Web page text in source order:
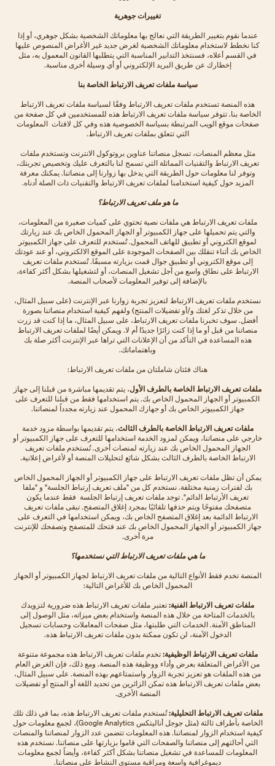
تغييرات جوهرية
عندما نقوم بتغيير الطريقة التي نعالج بها معلوماتك الشخصية بشكل جوهري، أو إذا
كنا نخطط لاستخدام معلوماتك الشخصية لغرض جديد غير الأغراض المنصوص عليها
في القسم أعلاه، فسنتخذ التدابير المناسبة التي يتطلبها القانون المعمول به، مثل
إخطارك عن طريق البريد الإلكتروني أو أي وسيلة أخرى مناسبة.
سياسة ملفات تعريف الارتباط الخاصة بنا
هذه المنصة تستخدم ملفات تعريف الارتباط وفقًا لسياسة ملفات تعريف الارتباط
الخاصة بنا. تتوفر سياسة ملفات تعريف الارتباط هذه للمستخدمين في كل صفحة من
صفحات موقع الويب المرتبطة بسياسة الخصوصية هذه وفي كل لافتات المعلومات
التي تتعلق بملفات تعريف الارتباط.
مثل معظم المنصات، تسجل منصاتنا عناوين بروتوكول الانترنت وتستخدم ملفات
تعريف الارتباط والتقنيات المماثلة التي تسمح لنا بالتعرف عليك وتخصيص تجربتك،
وتوفر لنا معلومات حول الطريقة التي يدخل بها زوارنا إلى منصاتنا. يمكنك معرفة
المزيد حول كيفية استخدامنا لملفات تعريف الارتباط والتقنيات ذات الصلة أدناه.
ما هو ملف تعريف الارتباط؟
ملفات تعريف الارتباط هي ملفات نصية تحتوي على كميات صغيرة من المعلومات،
والتي يتم تحميلها على جهاز الكمبيوتر أو الجهاز المحمول الخاص بك عند زيارتك
لموقع الكتروني أو تطبيق للهاتف المحمول. تُستخدم للتعرف على جهاز الكمبيوتر
الخاص بك أثناء تنقلك بين الصفحات الموجودة على الموقع الالكتروني، أو عند عودتك
إلى موقع الكتروني أو تطبيق جوال قمت بزيارته مسبقًا. تُستخدم ملفات تعريف
الارتباط على نطاق واسع من أجل تشغيل المنصات، أو لتشغيلها بشكل أكثر كفاءة،
بالإضافة إلى توفير المعلومات لأصحاب المنصة.
نستخدم ملفات تعريف الارتباط لتعزيز تجربة زوارنا عبر الإنترنت (على سبيل المثال،
من خلال تذكر لغتك و/أو تفضيلات المنتج) ولفهم كيفية استخدام منصاتنا بصورة
أفضل. سوف تخبرنا ملفات تعريف الارتباط، على سبيل المثال، ما إذا كنت قد زرت
منصاتنا من قبل أو ما إذا كنت زائرًا جديدًا أم لا. ويمكن أيضًا لملفات تعريف الارتباط
هذه المساعدة في التأكد من أن الإعلانات التي تراها عبر الإنترنت أكثر صلة بك
وباهتماماتك.
هناك فئتان شاملتان من ملفات تعريف الارتباط:
ملفات تعريف الارتباط الخاصة بالطرف الأول، يتم تقديمها مباشرة من قبلنا إلى جهاز
الكمبيوتر أو الجهاز المحمول الخاص بك. يتم استخدامها فقط من قبلنا للتعرف على
جهاز الكمبيوتر الخاص بك أو جهازك المحمول عند زيارته مجدداً لمنصاتنا.
ملفات تعريف الارتباط الخاصة بالطرف الثالث، يتم تقديمها بواسطة مزود خدمة
خارجي على منصاتنا، ويمكن لمزود الخدمة استخدامها للتعرف على جهاز الكمبيوتر أو
الجهاز المحمول الخاص بك عند زيارته لمنصات أخرى. تُستخدم ملفات تعريف
الارتباط الخاصة بالطرف الثالث بشكل شائع لتحليلات المنصة أو لأغراض إعلانية.
يمكن أن تظل ملفات تعريف الارتباط على جهاز الكمبيوتر أو الجهاز المحمول الخاص
بك لفترات زمنية مختلفة. نستخدم كل من "ملف تعريف إرتباط الجلسة" و "ملفا
تعريف الأرتباط الدائم". توجد ملفات تعريف إرتباط الجلسة فقط عندما يكون
متصفحك مفتوحًا ويتم حذفها تلقائيًا بمجرد إغلاق المتصفح. تبقى ملفات تعريف
الارتباط الدائمة بعد إغلاق المتصفح الخاص بك، ويمكن استخدامها في التعرف على
جهاز الكمبيوتر أو الجهاز المحمول الخاص بك عند فتحك للمتصفح وتصفحك للإنترنت
مرة أخرى.
ما هي ملفات تعريف الارتباط التي نستخدمها؟
المنصة تخدم فقط الأنواع التالية من ملفات تعريف الارتباط لجهاز الكمبيوتر أو الجهاز
المحمول الخاص بك للأغراض التالية:
ملفات تعريف الارتباط الفنية:تعتبر ملفات تعريف الارتباط هذه ضرورية لتزويدك
بالخدمات المتاحة من خلال هذه المنصة واستخدام بعض ميزاته، مثل الوصول إلى
المناطق الآمنة. الخدمات التي طلبتها، مثل صفحات المعاملات وحسابات تسجيل
الدخول الآمنة، لن تكون ممكنة بدون ملفات تعريف الارتباط هذه.
ملفات تعريف الارتباط الوظيفية: تخدم ملفات تعريف الارتباط هذه مجموعة متنوعة
من الأغراض المتعلقة بعرض وأداء ووظيفة هذه المنصة. ومع ذلك، فإن الغرض العام
من هذه الملفات هو تعزيز تجربة الزوار واستمتاعهم بهذه المنصة. على سبيل المثال،
بعض ملفات تعريف الارتباط هذه تمكن الزائرين من تحديد اللغة أو المنتج أو تفضيلات
المنصة الأخرى.
ملفات تعريف الارتباط التحليلية:تُستخدم ملفات تعريف الارتباط هذه، بما في ذلك تلك
الخاصة بأطراف ثالثة (مثل جوجل أناليتكس Google Analytics)، لجمع معلومات حول
كيفية استخدام الزوار لمنصاتنا. هذه المعلومات تتضمن عدد الزوار لمنصاتنا والمنصات
التي أحالتهم إلى منصاتنا والصفحات التي قاموا بزيارتها على منصاتنا. نستخدم هذه
المعلومات للمساعدة في تشغيل منصاتنا بشكل أكثر كفاءة، وأيضاً لجمع معلومات
ديموغرافية واسعة ومراقبة مستوى النشاط على منصاتنا.